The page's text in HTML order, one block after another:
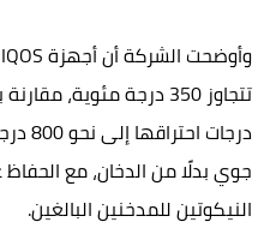
تتجاوز 350 درجة مئوية،
جوي بدلًا من الدخان، مع
النيكوتين للمدخنين البالغين.